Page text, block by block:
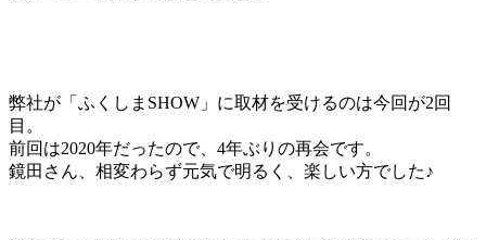
弊社が「ふくしまSHOW」に取材を受けるのは今回が2回
目。
前回は2020年だったので、4年ぶりの再会です。
鏡田さん、相変わらず元気で明るく、楽しい方でした♪